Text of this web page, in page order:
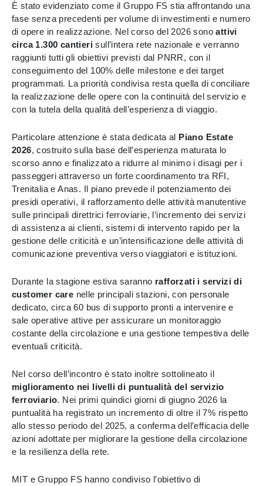
È stato evidenziato come il Gruppo FS stia affrontando una
fase senza precedenti per volume di investimenti e numero
di opere in realizzazione. Nel corso del 2026 sonoattivi
circa 1.300 cantierisull’intera rete nazionale e verranno
raggiunti tutti gli obiettivi previsti dal PNRR, con il
conseguimento del 100% delle milestone e dei target
programmati. La priorità condivisa resta quella di conciliare
la realizzazione delle opere con la continuità del servizio e
con la tutela della qualità dell’esperienza di viaggio.
Particolare attenzione è stata dedicata al Piano Estate
2026, costruito sulla base dell’esperienza maturata lo
scorso anno e finalizzato a ridurre al minimo i disagi per i
passeggeri attraverso un forte coordinamento tra RFI,
Trenitalia e Anas. Il piano prevede il potenziamento dei
presidi operativi, il rafforzamento delle attività manutentive
sulle principali direttrici ferroviarie, l’incremento dei servizi
di assistenza ai clienti, sistemi di intervento rapido per la
gestione delle criticità e un’intensificazione delle attività di
comunicazione preventiva verso viaggiatori e istituzioni.
Durante la stagione estiva saranno rafforzati i servizi di
customer care nelle principali stazioni, con personale
dedicato, circa 60 bus di supporto pronti a intervenire e
sale operative attive per assicurare un monitoraggio
costante della circolazione e una gestione tempestiva delle
eventuali criticità.
Nel corso dell’incontro è stato inoltre sottolineato il
miglioramento nei livelli di puntualità del servizio
ferroviario. Nei primi quindici giorni di giugno 2026 la
puntualità ha registrato un incremento di oltre il 7% rispetto
allo stesso periodo del 2025, a conferma dell’efficacia delle
azioni adottate per migliorare la gestione della circolazione
e la resilienza della rete.
MIT e Gruppo FS hanno condiviso l’obiettivo di